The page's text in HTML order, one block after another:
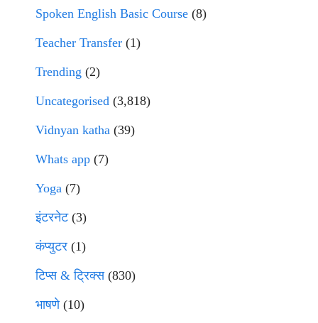
Spoken English Basic Course (8)
Teacher Transfer (1)
Trending (2)
Uncategorised (3,818)
Vidnyan katha (39)
Whats app (7)
Yoga (7)
इंटरनेट(3)
कंप्युटर (1)
टिप्स & ट्रिक्स(830)
भाषणे(10)